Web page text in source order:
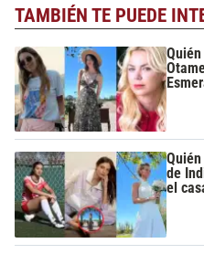
TAMBIÉN TE PUEDE
de
el